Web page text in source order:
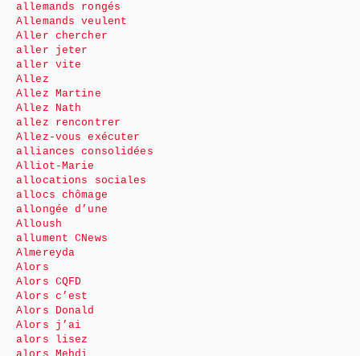
allemands rongés
Allemands veulent
Aller chercher
aller jeter
aller vite
Allez
Allez Martine
Allez Nath
allez rencontrer
Allez-vous exécuter
alliances consolidées
Alliot-Marie
allocations sociales
allocs chômage
allongée d’une
Alloush
allument CNews
Almereyda
Alors
Alors CQFD
Alors c’est
Alors Donald
Alors j’ai
alors lisez